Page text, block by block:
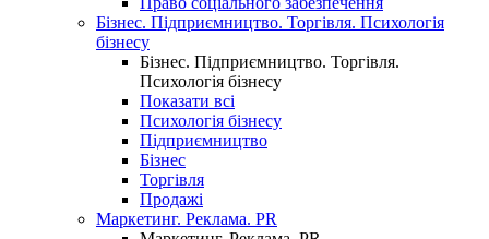
Бізнес. Підприємництво. Торгівля. Психологія
бізнесу
Бізнес. Підприємництво. Торгівля.
Психологія бізнесу
Показати всі
Психологія бізнесу
Підприємництво
Бізнес
Торгівля
Продажі
Маркетинг. Реклама. PR